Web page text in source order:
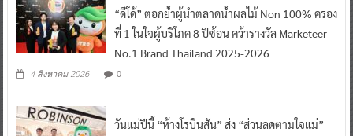
“ดีโด้” ตอกย้ำผู้นำตลาดน้ำผลไม้ Non 100% ครอง
ที่ 1 ในใจผู้บริโภค 8 ปีซ้อน คว้ารางวัล Marketeer
No.1 Brand Thailand 2025-2026
4 สิงหาคม 2026 0
วันแม่ปีนี้ “ห้างโรบินสัน” ส่ง “ส่วนลดตามใจแม่”